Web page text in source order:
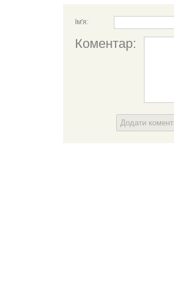
Ім'я:
Коментар:
Додати